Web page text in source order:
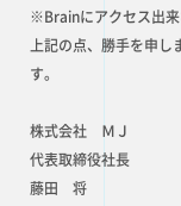
※Brainにアクセス出来
上記の点、勝手を申
す。
株式会社 ＭＪ
代表取締役社長
藤田 将